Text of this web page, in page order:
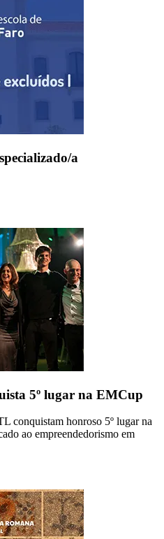
a
5º lugar na EMCup
conquistam honroso 5º lugar na
ao empreendedorismo em